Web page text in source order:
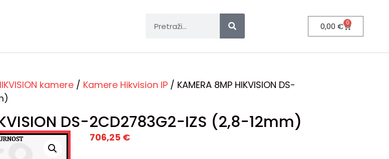
0,00€ 0
kamere / Kamere Hikvision IP / KAMERA 8MP HIKVISION DS-
DS-2CD2783G2-IZS (2,8-12mm)
706,25 €